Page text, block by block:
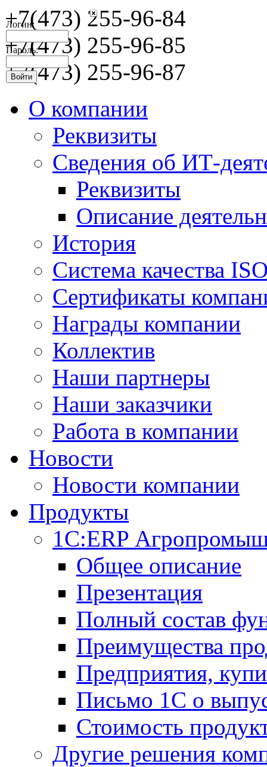
Логин:
Пароль:
+7(473) 255-96-84
+7(473) 255-96-85
+7(473) 255-96-87
О компании
Реквизиты
Сведения об ИТ-
Реквизиты
Описание
История
Система качества
Сертификаты
Награды компании
Коллектив
Наши партнеры
Наши заказчики
Работа в компании
Новости
Новости компании
Продукты
1С:ERP
Общее описание
Презентация
Полный состав
Преимущества
Предприятия,
Письмо 1С о
Стоимость
Другие решения